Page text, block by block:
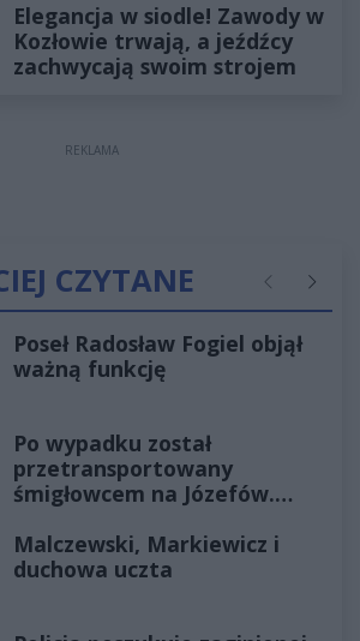
Elegancja w siodle! Zawody w
Kozłowie trwają, a jeźdźcy
zachwycają swoim strojem
REKLAMA
CZYTANE Poprzednie
Poseł Radosław Fogiel objął
ważną funkcję
Po wypadku został
przetransportowany
śmigłowcem na Józefów.
Malczewski, Markiewicz i
duchowa uczta